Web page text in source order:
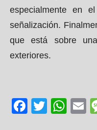
especialmente en
señalización.
que está sobre
exteriores.
Facebook